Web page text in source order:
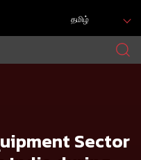
தமிழ்
Sector